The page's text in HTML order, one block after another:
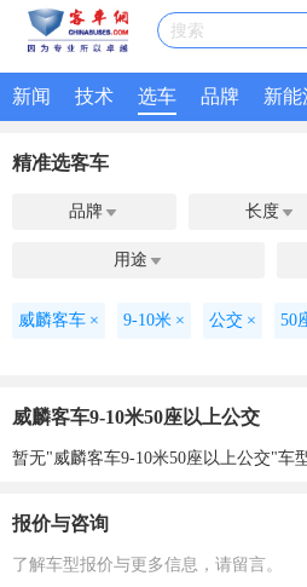
搜索
新闻 技术 选车 品牌 新能
精准选客车
品牌  长度 
用途 
威麟客车 × 9-10米 × 公交 × 50
威麟客车9-10米50座以上公交
暂无"威麟客车9-10米50座以上公交"车
报价与咨询
了解车型报价与更多信息，请留言。